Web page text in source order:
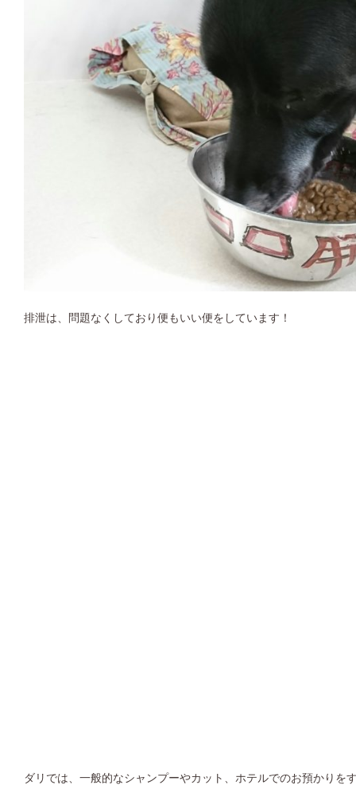
排泄は、問題なくしており便もいい便をしています！
ダリでは、一般的なシャンプーやカット、ホテルでのお預かりを